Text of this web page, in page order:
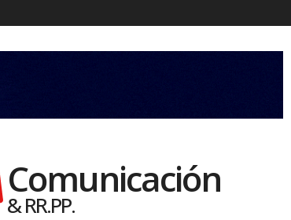
Comunicación
& RR.PP.